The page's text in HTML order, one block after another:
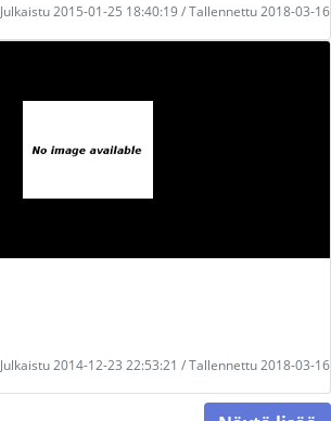
Julkaistu 2015-01-25 18:40:19 / Tallennettu 2018-03-16
Julkaistu 2014-12-23 22:53:21 / Tallennettu 2018-03-16